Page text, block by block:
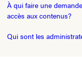
À qui faire une
accès aux contenus?
Qui sont les